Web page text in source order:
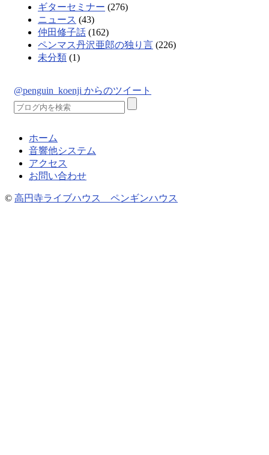
ギターセミナー (276)
ニュース (43)
仲田修子話 (162)
ペンマス丹沢亜郎の独り言 (226)
未分類 (1)
@penguin_koenji からのツイート
ホーム
音響他システム
アクセス
お問い合わせ
© 高円寺ライブハウス ペンギンハウス